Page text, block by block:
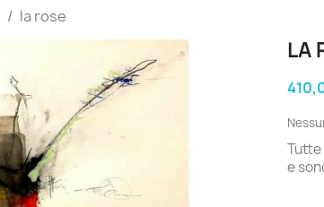
la rose
LA
Tutte
e